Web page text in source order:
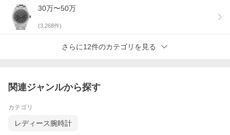
30万〜50万
(3,268件)
さらに12件のカテゴリを見る
関連ジャンルから探す
カテゴリ
レディース腕時計